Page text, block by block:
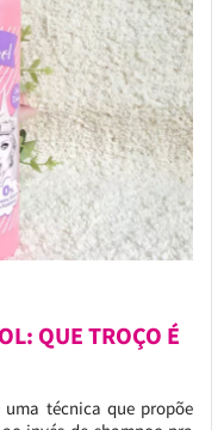
QUE TROÇO É
técnica que propõe